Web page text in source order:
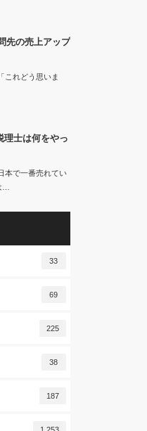
先の売上アップ
これどう思いま
理士は何をやっ
本で一番売れてい
…
33
69
225
38
187
1,253